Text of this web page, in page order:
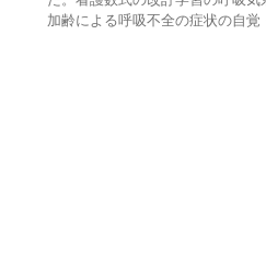
加齢による呼吸不全の症状の自覚